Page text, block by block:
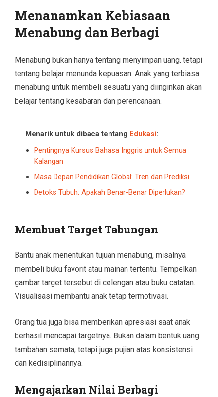
Menanamkan Kebiasaan
Menabung dan Berbagi
Menabung bukan hanya tentang menyimpan uang, tetapi
tentang belajar menunda kepuasan. Anak yang terbiasa
menabung untuk membeli sesuatu yang diinginkan akan
belajar tentang kesabaran dan perencanaan.
Menarik untuk dibaca tentang Edukasi:
Pentingnya Kursus Bahasa Inggris untuk Semua
Kalangan
Masa Depan Pendidikan Global: Tren dan Prediksi
Detoks Tubuh: Apakah Benar-Benar Diperlukan?
Membuat Target Tabungan
Bantu anak menentukan tujuan menabung, misalnya
membeli buku favorit atau mainan tertentu. Tempelkan
gambar target tersebut di celengan atau buku catatan.
Visualisasi membantu anak tetap termotivasi.
Orang tua juga bisa memberikan apresiasi saat anak
berhasil mencapai targetnya. Bukan dalam bentuk uang
tambahan semata, tetapi juga pujian atas konsistensi
dan kedisiplinannya.
Mengajarkan Nilai Berbagi